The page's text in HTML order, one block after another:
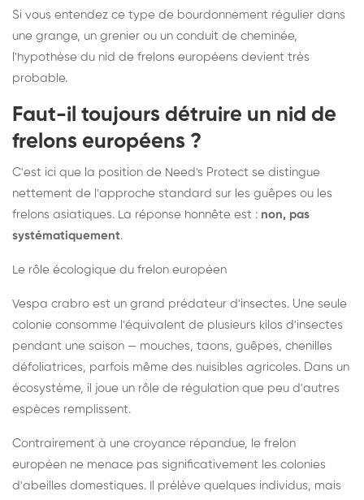
Si vous entendez ce type de bourdonnement régulier dans
une grange, un grenier ou un conduit de cheminée,
l'hypothèse du nid de frelons européens devient très
probable.
Faut-il toujours détruire un nid de
frelons européens ?
C'est ici que la position de Need's Protect se distingue
nettement de l'approche standard sur les guêpes ou les
frelons asiatiques. La réponse honnête est : non, pas
systématiquement.
Le rôle écologique du frelon européen
Vespa crabro est un grand prédateur d'insectes. Une seule
colonie consomme l'équivalent de plusieurs kilos d'insectes
pendant une saison — mouches, taons, guêpes, chenilles
défoliatrices, parfois même des nuisibles agricoles. Dans un
écosystème, il joue un rôle de régulation que peu d'autres
espèces remplissent.
Contrairement à une croyance répandue, le frelon
européen ne menace pas significativement les colonies
d'abeilles domestiques. Il prélève quelques individus, mais